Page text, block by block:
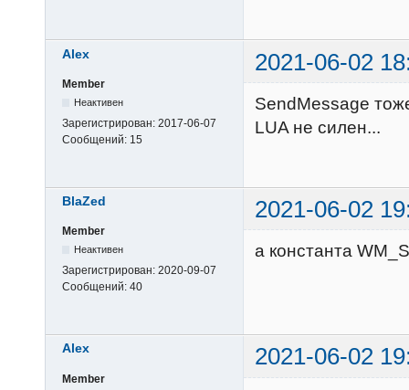
Alex 2021-06-02
Member
Неактивен
Зарегистрирован: 2017-06-07
Сообщений: 15
SendMessage
LUA не силен...
BlaZed 2021-06-02
Member
Неактивен
Зарегистрирован: 2020-09-07
Сообщений: 40
а константа
Alex 2021-06-02
Member